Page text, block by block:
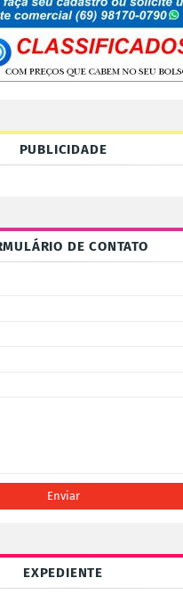
PUBLICIDADE
DE CONTATO
EXPEDIENTE